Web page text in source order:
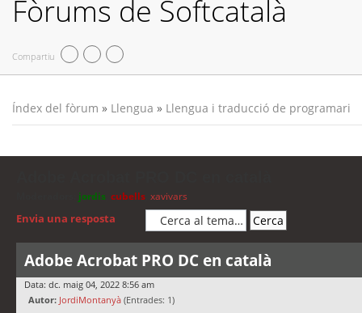
Fòrums de Softcatalà
Compartiu
Índex del fòrum » Llengua » Llengua i traducció de programari
jordis cubells xavivars
Envia una resposta
Adobe Acrobat PRO DC en català
Data: dc. maig 04, 2022 8:56 am
Autor: JordiMontanyà (Entrades: 1)